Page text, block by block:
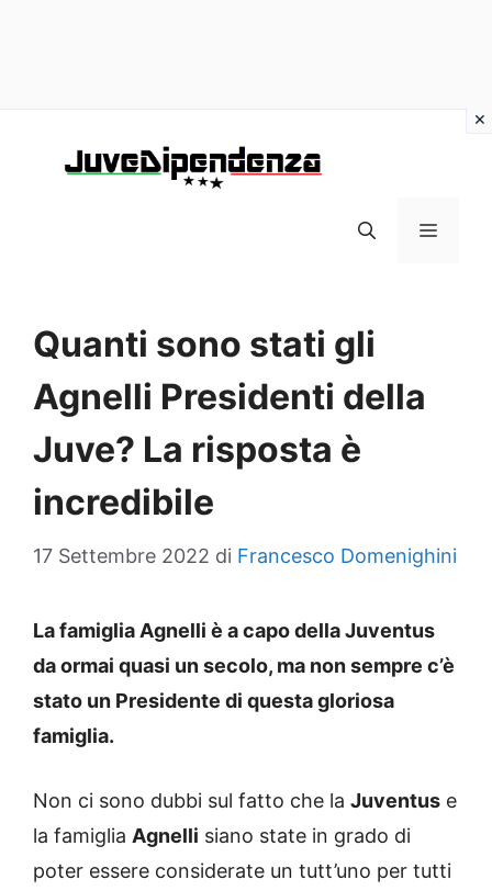
MENU
Quanti sono stati gli
Agnelli Presidenti della
Juve? La risposta è
incredibile
17 Settembre 2022 di Francesco Domenighini
La famiglia Agnelli è a capo della Juventus
da ormai quasi un secolo, ma non sempre c’è
stato un Presidente di questa gloriosa
famiglia.
Non ci sono dubbi sul fatto che la Juventus e
la famiglia Agnelli siano state in grado di
poter essere considerate un tutt’uno per tutti